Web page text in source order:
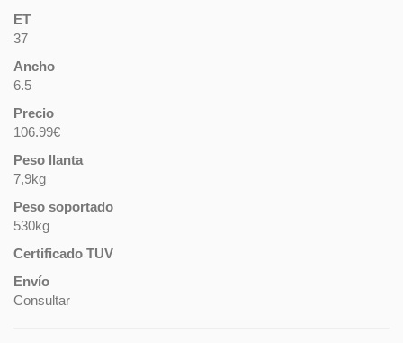
ET
37
Ancho
6.5
Precio
106.99€
Peso llanta
7,9kg
Peso soportado
530kg
Certificado TUV
Envío
Consultar